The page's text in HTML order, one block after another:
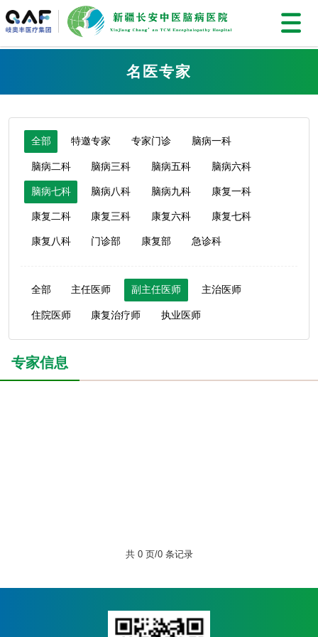
名医专家
全部 特邀专家 专家门诊 脑病一科
脑病二科 脑病三科 脑病五科 脑病六科
脑病七科 脑病八科 脑病九科 康复一科
康复二科 康复三科 康复六科 康复七科
康复八科 门诊部 康复部 急诊科
全部 主任医师 副主任医师 主治医师
住院医师 康复治疗师 执业医师
专家信息
共 0 页/0 条记录